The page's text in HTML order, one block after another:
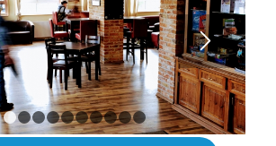
1 2 3 4 5 6 7 8 9 10